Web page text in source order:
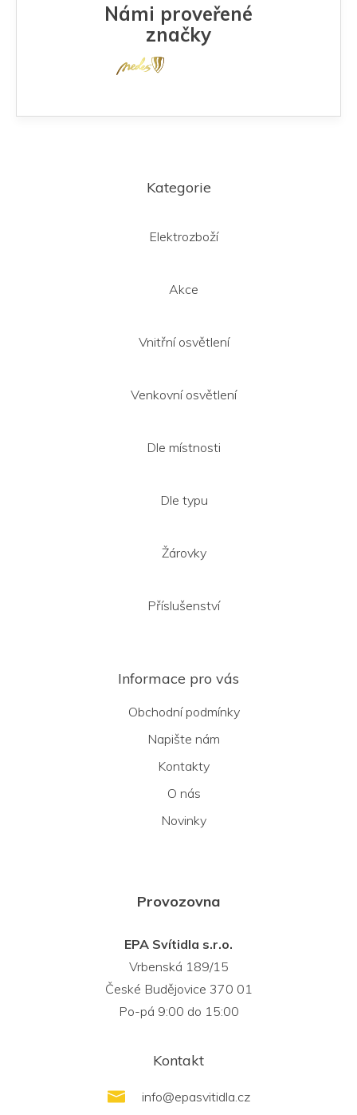
v
k
y
s
Námi proveřené
značky
Kategorie
Elektrozboží
Akce
Vnitřní osvětlení
Venkovní osvětlení
Dle místnosti
Dle typu
Žárovky
Příslušenství
Informace pro vás
Obchodní podmínky
Napište nám
Kontakty
O nás
Novinky
Provozovna
EPA Svítidla s.r.o.
Vrbenská 189/15
České Budějovice 370 01
Po-pá 9:00 do 15:00
Kontakt
info@epasvitidla.cz